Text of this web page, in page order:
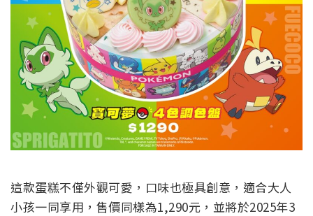
這款蛋糕不僅外觀可愛，口味也極具創意，適合大人
小孩一同享用，售價同樣為1,290元，並將於2025年3